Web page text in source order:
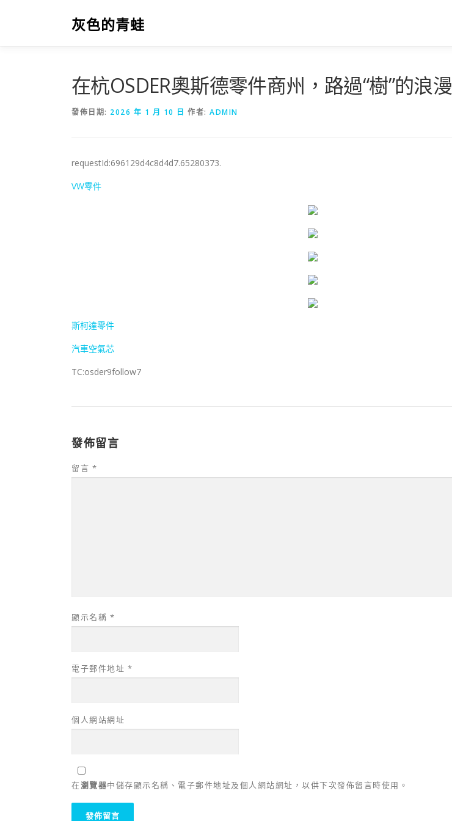
要
灰色的青蛙
在杭OSDER奧斯德零件商州，路過“樹”的浪漫
發佈日期: 2026 年 1 月 10 日 作者: ADMIN
requestId:696129d4c8d4d7.65280373.
VW零件
斯柯達零件
汽車空氣芯
TC:osder9follow7
發佈留言
留言 *
顯示名稱 *
電子郵件地址 *
個人網站網址
在瀏覽器中儲存顯示名稱、電子郵件地址及個人網站網址，以供下次發佈留言時使用。